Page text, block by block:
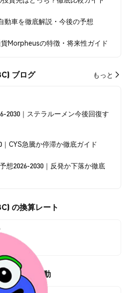
動車を徹底解説・今後の予想
Morpheusの特徴・将来性ガイド
ブログ もっと
2030｜ステラルーメン今後回復す
CYS急騰か停滞か徹底ガイド
想2026-2030｜反発か下落か徹底
の換算レート
の価格変動